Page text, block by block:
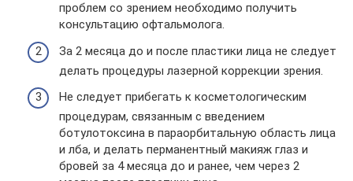
проблем со зрением необходимо получить
консультацию офтальмолога.
За 2 месяца до и после пластики лица не следует
делать процедуры лазерной коррекции зрения.
Не следует прибегать к косметологическим
процедурам, связанным с введением
ботулотоксина в параорбитальную область лица
и лба, и делать перманентный макияж глаз и
бровей за 4 месяца до и ранее, чем через 2